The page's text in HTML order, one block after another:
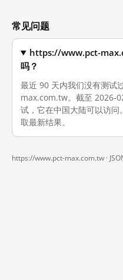
常见问题
https://www.pct-
吗？
最近 90 天内我们没有测
max.com.tw。截至 2026-
试，它在中国大陆可以访问
取最新结果。
https://www.pct-max.com.tw ·